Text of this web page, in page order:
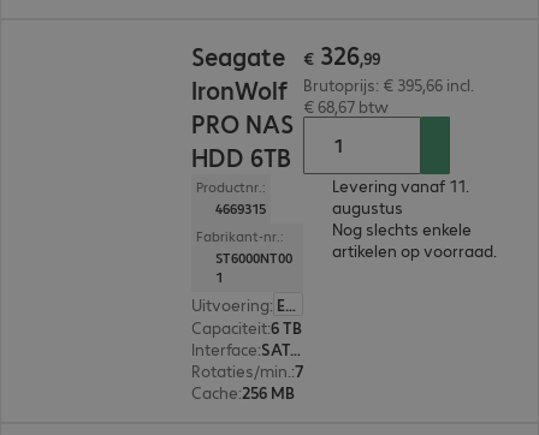
Seagate
IronWolf
PRO NAS
HDD 6TB
Productnr.:
4669315
Fabrikant-nr.:
ST6000NT00
1
Uitvoering: Europa
Capaciteit:6 TB
Interface:
SATA 3.0 (6 Gbit/s) 8,9 cm (3,5")
Rotaties/min. : 7.200 rpm
Cache:256 MB
€ 326,99
Brutoprijs: € 395,66 incl.
€ 68,67 btw
Levering vanaf 11.
augustus
Nog slechts enkele
artikelen op voorraad.